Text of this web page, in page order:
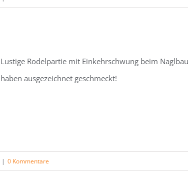
Lustige Rodelpartie mit Einkehrschwung beim
haben ausgezeichnet geschmeckt!
| 0 Kommentare